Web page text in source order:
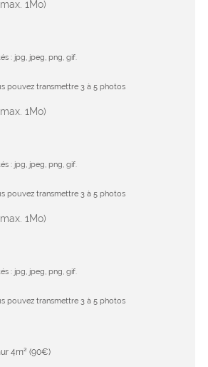
1Mo)
: jpg, jpeg, png, gif.
pouvez transmettre 3 à 5 photos
1Mo)
: jpg, jpeg, png, gif.
pouvez transmettre 3 à 5 photos
1Mo)
: jpg, jpeg, png, gif.
pouvez transmettre 3 à 5 photos
4m² (90€)